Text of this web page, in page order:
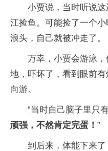
小贾说，当时听说
江捡鱼。可能捡了一个
浪头，自己就被冲走了。
万幸，小贾会游泳
地，吓坏了，看到眼前
向游。
“当时自己脑子里只
顽强，不然肯定完蛋！ ”
到后来，体能下来